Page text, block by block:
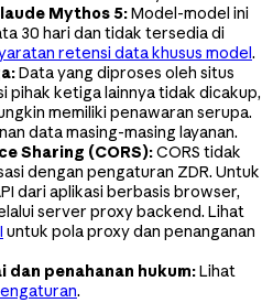
Mythos 5:Model-model ini
30 hari dan tidak tersedia di
retensi data khusus model.
Data yang diproses oleh situs
pihak ketiga lainnya tidak dicakup,
memiliki penawaran serupa.
data masing-masing layanan.
Sharing (CORS):CORS tidak
dengan pengaturan ZDR. Untuk
dari aplikasi berbasis browser,
server proxy backend. Lihat
untuk pola proxy dan penanganan
dan penahanan hukum:Lihat
.